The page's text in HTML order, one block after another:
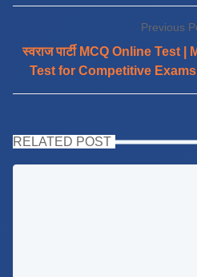
Previous
स्वराज पार्टी MCQ Online
Test for Competitive
RELATED POST